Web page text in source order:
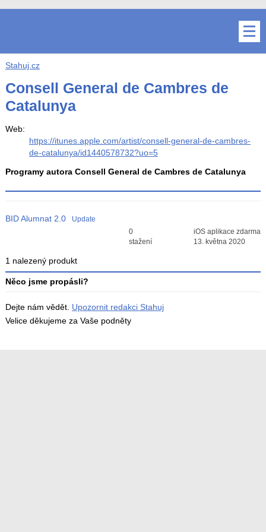
Stahuj.cz
Consell General de Cambres de
Catalunya
Web:
https://itunes.apple.com/artist/consell-general-de-cambres-
de-catalunya/id1440578732?uo=5
Programy autora Consell General de Cambres de Catalunya
BID Alumnat 2.0
Update
Průměr hodnocení
0
stažení
iOS aplikace zdarma
13. května 2020
1 nalezený produkt
Něco jsme propásli?
Dejte nám vědět. Upozornit redakci Stahuj
Velice děkujeme za Vaše podněty